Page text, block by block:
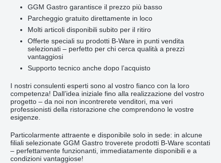
GGM Gastro garantisce il prezzo più basso
Parcheggio gratuito direttamente in loco
Molti articoli disponibili subito per il ritiro
Offerte speciali su prodotti B-Ware in punti vendita
selezionati – perfetto per chi cerca qualità a prezzi
vantaggiosi
Supporto tecnico anche dopo l’acquisto
I nostri consulenti esperti sono al vostro fianco con la loro
competenza! Dall’idea iniziale fino alla realizzazione del vostro
progetto – da noi non incontrerete venditori, ma veri
professionisti della ristorazione che comprendono le vostre
esigenze.
Particolarmente attraente e disponibile solo in sede: in alcune
filiali selezionate GGM Gastro troverete prodotti B-Ware scontati
– perfettamente funzionanti, immediatamente disponibili e a
condizioni vantaggiose!